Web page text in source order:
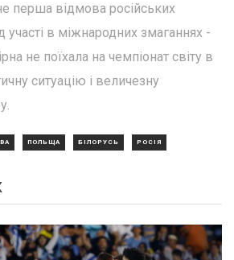
перша відмова російських
участі в міжнародних змаганнях -
не поїхала на чемпіонат світу в
ситуацію і величезну
ПОЛЬЩА БІЛОРУСЬ РОСІЯ